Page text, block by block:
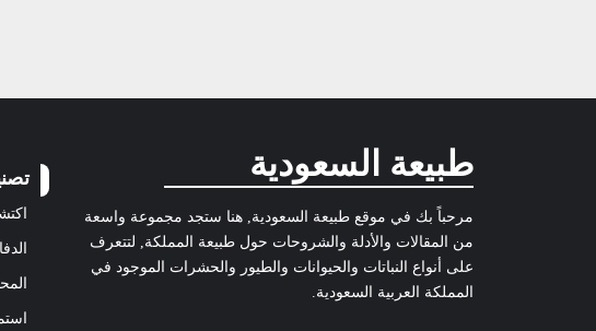
طبيعة السعودية
مرحباً بك في موقع طبيعة السعودية, هنا ستجد مجموعة واسعة
من المقالات والأدلة والشروحات حول طبيعة المملكة, لتتعرف
على أنواع النباتات والحيوانات والطيور والحشرات الموجود في
المملكة العربية السعودية.